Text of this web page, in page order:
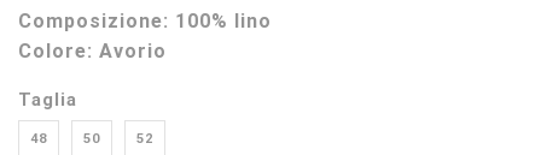
Composizione: 100% lino
Colore: Avorio
Taglia
48 50 52